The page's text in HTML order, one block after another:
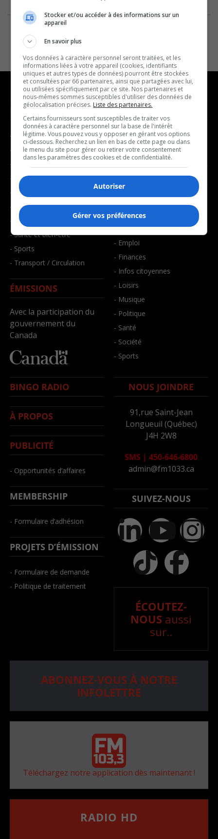
NOUVELLES
- Affaires municipales
- Communauté / Social
- Culture
- Économie
- Éducation
- Environnement
- Faits divers
- Santé et bien-être
- Sports
- Transport / Circulation
ÉMISSIONS
Avec la participation du
gouvernement du
Canada
MUSIQUE
- Décompte franco
- Joué récemment
BALADOS
- Art de vivre
- Bien-être
- Emploi
- Finances
- Infos citoyennes
- Loisirs
- Musique
- Politique
- Santé
- Société
- Sports
BINGO RADIO
À PROPOS
PUBLICITÉ
- Opportunités d’affaires
MEMBERSHIP
- Formulaire d’adhésion
PROJETS D’ÉMISSION
- Formulaire de demande
- Politique de traitement
NOUS JOINDRE
91,rue Saint-Jean
Longueuil (Québec)
J4H 2W8
SMS | 450-646-6800
admin@fm1033.ca
SUIVEZ-NOUS
ÉCOUTEZ-
NOUS aussi
sur..
ABONNEZ-VOUS À NOTRE
INFOLETTRE
Téléchargez notre application dès maintenant !
RADIO HD
Stocker et/ou accéder à des informations sur un
appareil
En savoir plus
Vos données à caractère personnel seront traitées, et les
informations liées à votre appareil (cookies, identifiants
uniques et autres types de données) pourront être stockées
et consultées par 66 partenaires, ainsi que partagées avec lui,
ou utilisées spécifiquement par ce site. Nos partenaires et
nous-mêmes sommes susceptibles d'utiliser des données de
géolocalisation précises. Liste des partenaires.
Certains fournisseurs sont susceptibles de traiter vos
données à caractère personnel sur la base de l'intérêt
légitime. Vous pouvez vous y opposer en gérant vos options
ci-dessous. Recherchez un lien en bas de cette page ou dans
le menu du site pour gérer ou retirer votre consentement
dans les paramètres des cookies et de confidentialité.
Autoriser
Gérer vos préférences